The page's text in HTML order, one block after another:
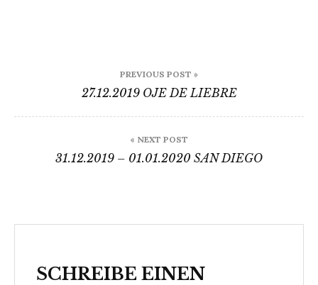
PREVIOUS POST »
27.12.2019 OJE DE LIEBRE
« NEXT POST
31.12.2019 – 01.01.2020 SAN DIEGO
SCHREIBE EINEN